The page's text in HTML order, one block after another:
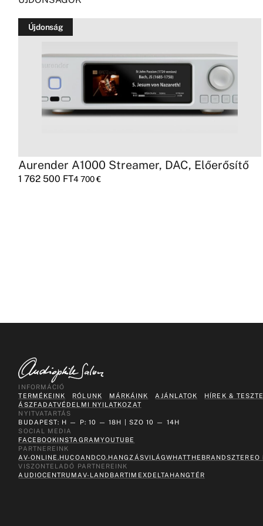
Újdonság
Aurender A1000 Streamer, DAC, Előerősítő
1 762 500 FT4 700€
INFORMÁCIÓ
TERMÉKEINK
RÓLUNK MÁRKÁINK AJÁNLATOK HÍREK &
ÁSZFADATVÉDELMI NYILATKOZAT
NYITVATARTÁS
BUDAPEST: H — P: 10 — 18H | SZO 10 — 14H
SOCIAL MEDIA
FACEBOOKINSTAGRAMYOUTUBE
PARTNEREINK
AV-ONLINE.HUCOANDCO.HANGZÁSVILÁGWHATTHEBRANDSZTEREO
VISZONTELADÓ PARTNEREINK
AUDIOCENTRUMAV-LAND BARTIMEXDELTA HANGTÉR